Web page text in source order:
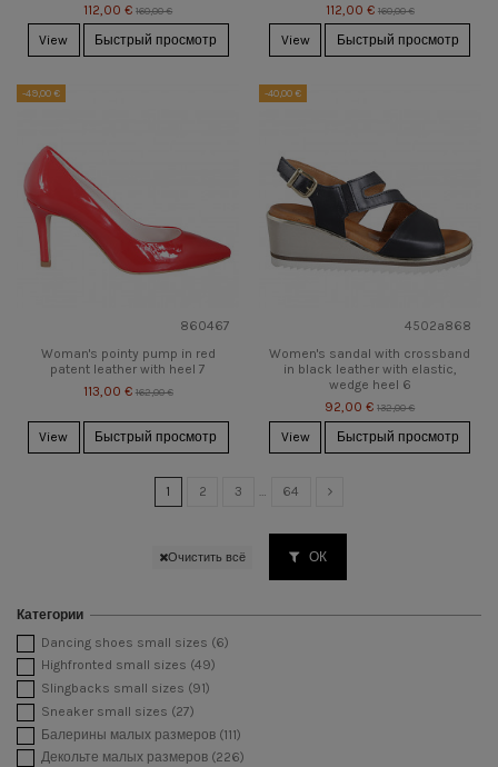
112,00 € 160,00 €
View Быстрый просмотр
112,00 € 160,00 €
View Быстрый просмотр
-49,00 €
860467
Woman's pointy pump in red
patent leather with heel 7
113,00 € 162,00 €
View Быстрый просмотр
-40,00 €
4502a868
Women's sandal with crossband
in black leather with elastic,
wedge heel 6
92,00 € 132,00 €
View Быстрый просмотр
1 2 3 … 64
Очистить всё ОК
Категории
Dancing shoes small sizes (6)
Highfronted small sizes (49)
Slingbacks small sizes (91)
Sneaker small sizes (27)
Балерины малых размеров (111)
Декольте малых размеров (226)